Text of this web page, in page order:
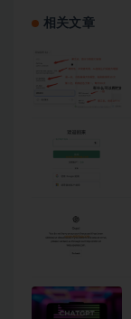
相关文章